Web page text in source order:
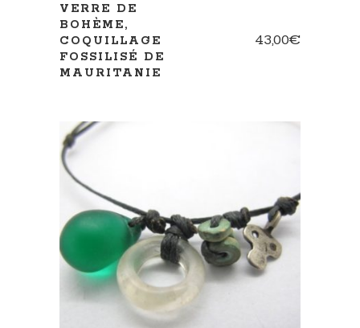
VERRE DE
BOHÈME,
COQUILLAGE
FOSSILISÉ DE
MAURITANIE
43,00€
AJOUTER AU PANIER